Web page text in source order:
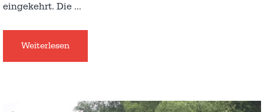
eingekehrt. Die …
Weiterlesen